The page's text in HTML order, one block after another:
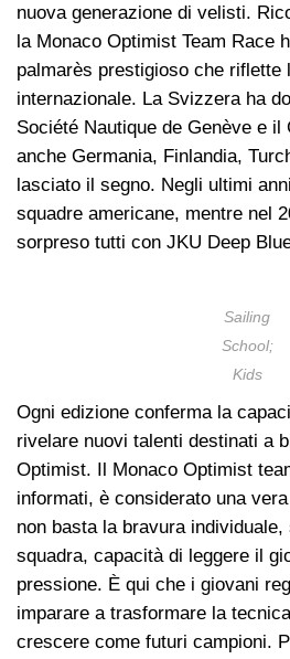
nuova generazione di velisti.
la Monaco Optimist Team Race
palmarès prestigioso che riflette
internazionale. La Svizzera ha
Société Nautique de Genève e il
anche Germania, Finlandia,
lasciato il segno. Negli ultimi
squadre americane, mentre nel
sorpreso tutti con JKU Deep
Sailing
School;
Kids
Ogni edizione conferma la
rivelare nuovi talenti destinati a
Optimist. Il Monaco Optimist
informati, è considerato una
non basta la bravura
squadra, capacità di leggere il
pressione. È qui che i giovani
imparare a trasformare la
crescere come futuri campioni.